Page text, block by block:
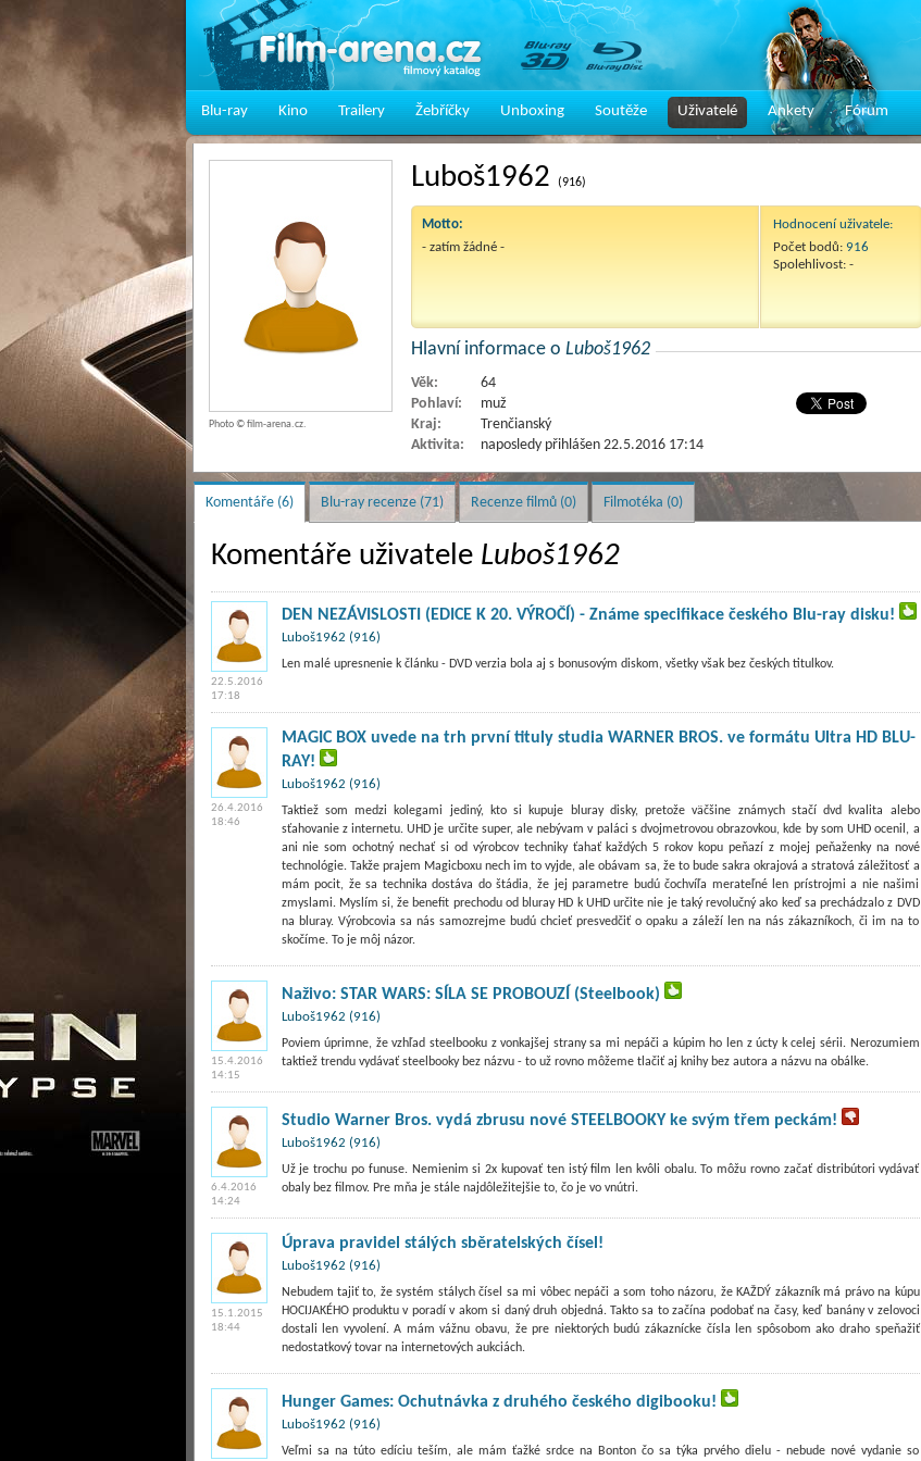
Blu-ray Kino Trailery Žebříčky Unboxing Soutěže Uživatelé Ankety Fórum
Luboš1962 (916)
Motto:
- zatím žádné -
Hodnocení uživatele:
Počet bodů: 916
Spolehlivost: -
Hlavní informace o Luboš1962
Věk:
64
Pohlaví:
muž
Kraj:
Trenčianský
Aktivita:
naposledy přihlášen 22.5.2016 17:14
Photo © film-arena.cz.
Komentáře (6) Blu-ray recenze (71) Recenze filmů (0) Filmotéka (0)
Komentáře uživatele Luboš1962
22.5.2016
17:18
DEN NEZÁVISLOSTI (EDICE K 20. VÝROČÍ) - Známe specifikace českého Blu-ray disku!
Luboš1962 (916)
Len malé upresnenie k článku - DVD verzia bola aj s bonusovým diskom, všetky však bez českých titulkov.
26.4.2016
18:46
MAGIC BOX uvede na trh první tituly studia WARNER BROS. ve formátu Ultra HD BLU-
RAY!
Luboš1962 (916)
Taktiež som medzi kolegami jediný, kto si kupuje bluray disky, pretože väčšine známych stačí dvd kvalita alebo
sťahovanie z internetu. UHD je určite super, ale nebývam v paláci s dvojmetrovou obrazovkou, kde by som UHD ocenil, a
ani nie som ochotný nechať si od výrobcov techniky ťahať každých 5 rokov kopu peňazí z mojej peňaženky na nové
technológie. Takže prajem Magicboxu nech im to vyjde, ale obávam sa, že to bude sakra okrajová a stratová záležitosť a
mám pocit, že sa technika dostáva do štádia, že jej parametre budú čochvíľa merateľné len prístrojmi a nie našimi
zmyslami. Myslím si, že benefit prechodu od bluray HD k UHD určite nie je taký revolučný ako keď sa prechádzalo z DVD
na bluray. Výrobcovia sa nás samozrejme budú chcieť presvedčiť o opaku a záleží len na nás zákazníkoch, či im na to
skočíme. To je môj názor.
15.4.2016
14:15
Naživo: STAR WARS: SÍLA SE PROBOUZÍ (Steelbook)
Luboš1962 (916)
Poviem úprimne, že vzhľad steelbooku z vonkajšej strany sa mi nepáči a kúpim ho len z úcty k celej sérii. Nerozumiem
taktiež trendu vydávať steelbooky bez názvu - to už rovno môžeme tlačiť aj knihy bez autora a názvu na obálke.
6.4.2016
14:24
Studio Warner Bros. vydá zbrusu nové STEELBOOKY ke svým třem peckám!
Luboš1962 (916)
Už je trochu po funuse. Nemienim si 2x kupovať ten istý film len kvôli obalu. To môžu rovno začať distribútori vydávať
obaly bez filmov. Pre mňa je stále najdôležitejšie to, čo je vo vnútri.
15.1.2015
18:44
Úprava pravidel stálých sběratelských čísel!
Luboš1962 (916)
Nebudem tajiť to, že systém stálych čísel sa mi vôbec nepáči a som toho názoru, že KAŽDÝ zákazník má právo na kúpu
HOCIJAKÉHO produktu v poradí v akom si daný druh objedná. Takto sa to začína podobať na časy, keď banány v zelovoci
dostali len vyvolení. A mám vážnu obavu, že pre niektorých budú zákaznícke čísla len spôsobom ako draho speňažiť
nedostatkový tovar na internetových aukciách.
Hunger Games: Ochutnávka z druhého českého digibooku!
Luboš1962 (916)
Veľmi sa na túto edíciu teším, ale mám ťažké srdce na Bonton čo sa týka prvého dielu - nebude nové vydanie so